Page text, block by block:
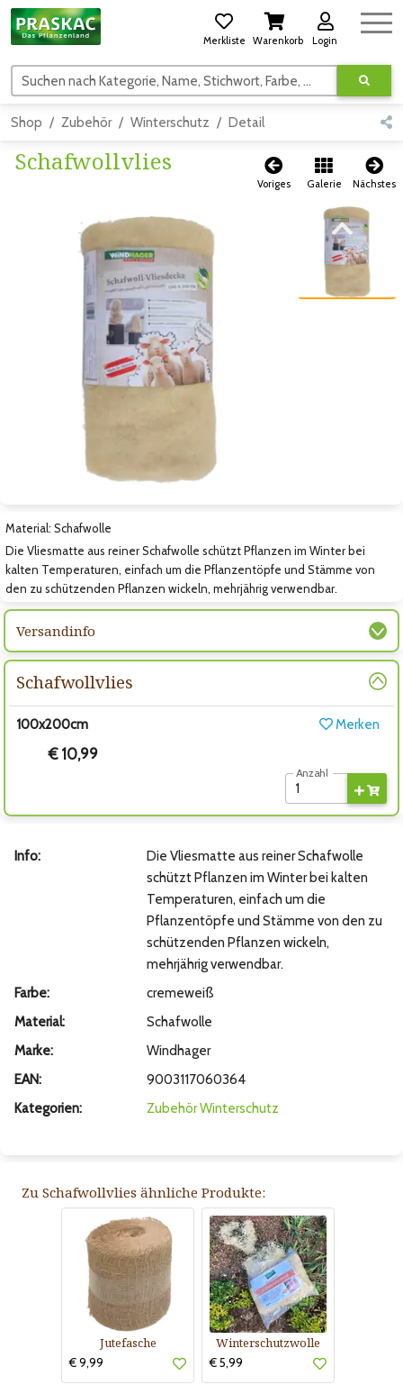
Merkliste Warenkorb Login
Suchen nach Kategorie, Name, Stichwort, Farbe, usw.
Shop Zubehör Winterschutz Detail
Schafwollvlies
Voriges Galerie Nächstes
Zum vorigen Bild
Zum nächsten Bild
Material: Schafwolle
Die Vliesmatte aus reiner Schafwolle schützt Pflanzen im Winter bei
kalten Temperaturen, einfach um die Pflanzentöpfe und Stämme von
den zu schützenden Pflanzen wickeln, mehrjährig verwendbar.
Versandinfo
Schafwollvlies
100x200cm Merken
€ 10,99
Anzahl
Info:
Die Vliesmatte aus reiner Schafwolle
schützt Pflanzen im Winter bei kalten
Temperaturen, einfach um die
Pflanzentöpfe und Stämme von den zu
schützenden Pflanzen wickeln,
mehrjährig verwendbar.
Farbe:
cremeweiß
Material:
Schafwolle
Marke:
Windhager
EAN:
9003117060364
Kategorien:
ZubehörWinterschutz
Zu Schafwollvlies ähnliche Produkte:
Jutefasche
€ 9,99
Winterschutzwolle
€ 5,99